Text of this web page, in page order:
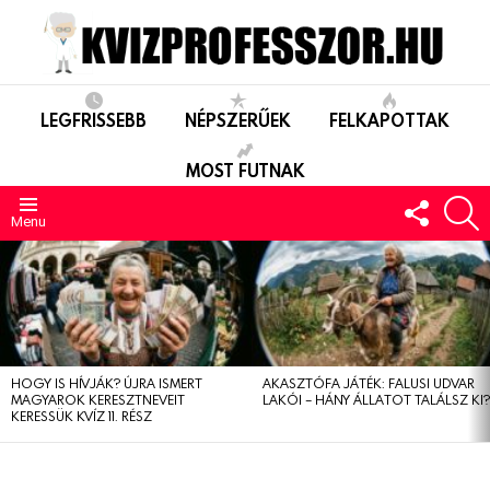
LEGFRISSEBB NÉPSZERŰEK FELKAPOTTAK
MOST FUTNAK
Menu
US
LEGUTÓBBIAK
HOGY IS HÍVJÁK? ÚJRA ISMERT
MAGYAROK KERESZTNEVEIT
KERESSÜK KVÍZ 11. RÉSZ
AKASZTÓFA JÁTÉK: FALUSI UDVAR
LAKÓI – HÁNY ÁLLATOT TALÁLSZ KI?